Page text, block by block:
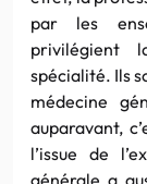
par les
privilégient
spécialité. Ils
médecine
auparavant,
l’issue de
générale a